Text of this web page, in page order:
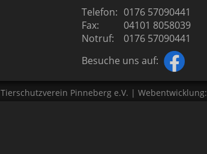
Sponsoren
Kontakt
Telefon: 0176 57090441
Fax:
04101 8058039
Notruf:
0176 57090441
Besuche uns auf:
Tierschutzverein Pinneberg e.V. | Webentwicklung: